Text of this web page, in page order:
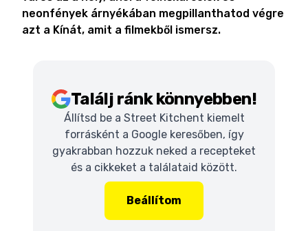
neonfények árnyékában megpillanthatod végre
azt a Kínát, amit a filmekből ismersz.
Találj ránk könnyebben!
Állítsd be a Street Kitchent kiemelt
forrásként a Google keresőben, így
gyakrabban hozzuk neked a recepteket
és a cikkeket a találataid között.
Beállítom